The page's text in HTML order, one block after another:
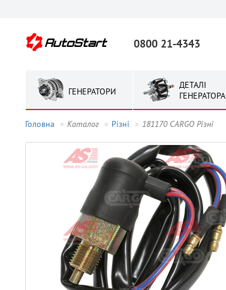
0800 21-4343
ГЕНЕРАТОРИ
ДЕТАЛІ
ГЕНЕРАТОРА
Головна Каталог Рiзнi 181170 CARGO Рiзнi